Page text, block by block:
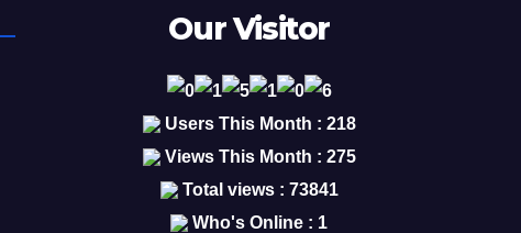
Our Visitor
Users This Month : 218
Views This Month : 275
Total views : 73841
Who's Online : 1